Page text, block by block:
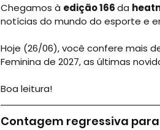
Chegamos à edição 166 da
notícias do mundo do esporte e
Hoje (26/06), você confere mais
Feminina de 2027, as últimas
Boa leitura!
Contagem regressiva